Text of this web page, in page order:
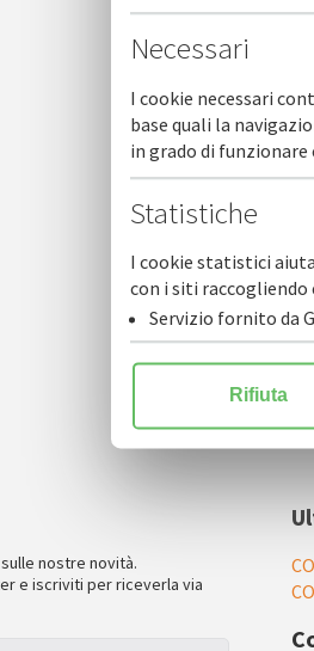
Newsletter n.
nostre novità.
e iscriviti per riceverla via
Necessari
I cookie necessari
base quali la
in grado di
Statistiche
I cookie statistici
con i siti
Servizio fornito da
Rifiuta